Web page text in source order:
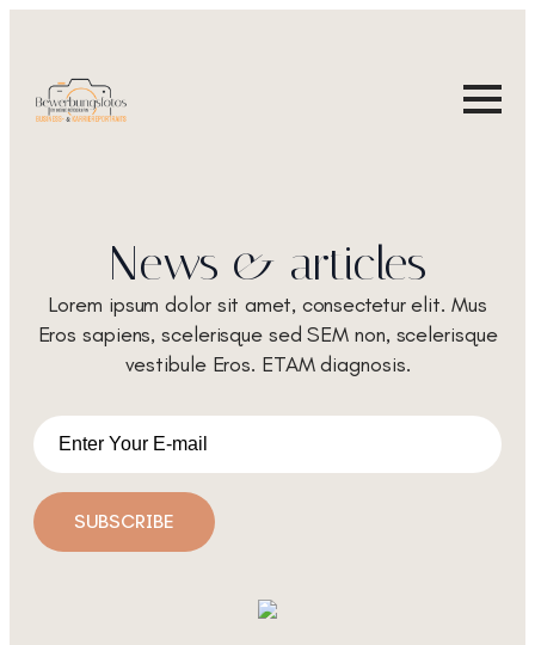
News & articles
Lorem ipsum dolor sit amet, consectetur elit. Mus
Eros sapiens, scelerisque sed SEM non, scelerisque
vestibule Eros. ETAM diagnosis.
Email
SUBSCRIBE